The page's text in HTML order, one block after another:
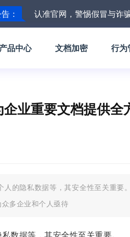
： 认准官网，警惕假冒与诈
产品中心 文档加密 行为
业重要文档提供全
的隐私数据等，其安全性至关重要
多企业和个人亟待
数据等，其安全性至关重要。